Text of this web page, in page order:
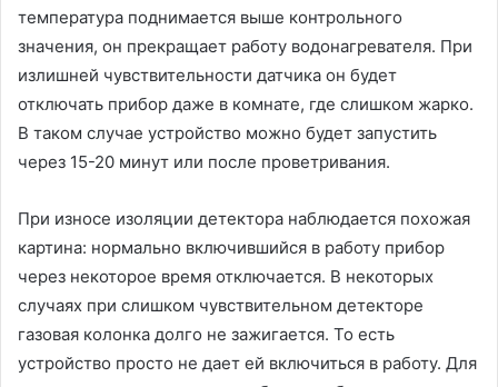
температура поднимается выше контрольного
значения, он прекращает работу водонагревателя. При
излишней чувствительности датчика он будет
отключать прибор даже в комнате, где слишком жарко.
В таком случае устройство можно будет запустить
через 15-20 минут или после проветривания.
При износе изоляции детектора наблюдается похожая
картина: нормально включившийся в работу прибор
через некоторое время отключается. В некоторых
случаях при слишком чувствительном детекторе
газовая колонка долго не зажигается. То есть
устройство просто не дает ей включиться в работу. Для